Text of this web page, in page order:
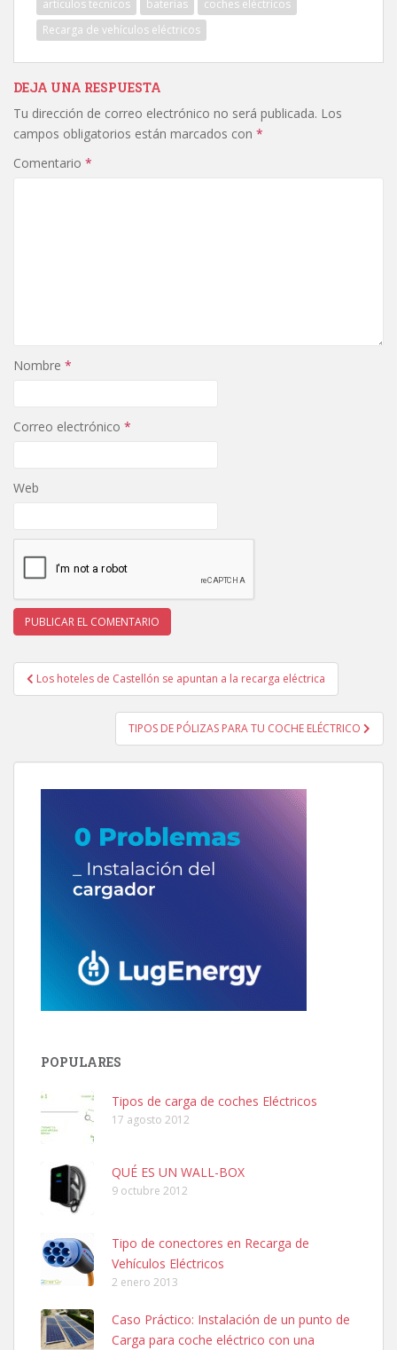
articulos tecnicos baterias
coches eléctricos
Recarga de vehículos eléctricos
DEJA UNA RESPUESTA
Tu dirección de correo electrónico no será publicada. Los
campos obligatorios están marcados con *
Comentario *
Nombre *
Correo electrónico *
Web
Navegación
de
Los hoteles de Castellón se apuntan a la recarga eléctrica
TIPOS DE PÓLIZAS PARA TU COCHE ELÉCTRICO
POPULARES
Tipos de carga de coches Eléctricos
17 agosto 2012
QUÉ ES UN WALL-BOX
9 octubre 2012
Tipo de conectores en Recarga de
Vehículos Eléctricos
2 enero 2013
Caso Práctico: Instalación de un punto de
Carga para coche eléctrico con una